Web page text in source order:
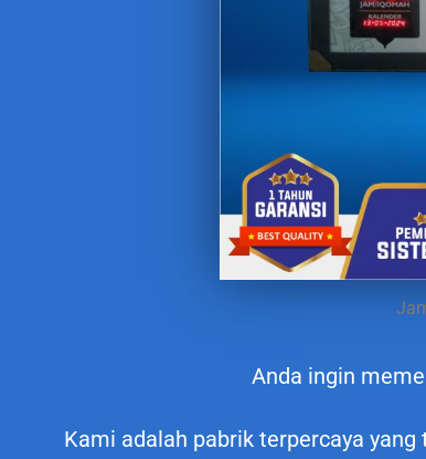
Anda ingin
Kami adalah pabrik terpercaya